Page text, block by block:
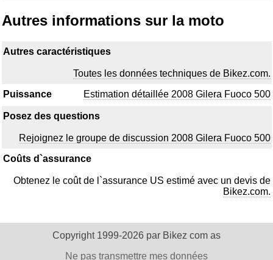
Autres informations sur la moto
Autres caractéristiques
Toutes les données techniques de Bikez.com.
Puissance
Estimation détaillée 2008 Gilera Fuoco 500
Posez des questions
Rejoignez le groupe de discussion 2008 Gilera Fuoco 500
Coûts d`assurance
Obtenez le coût de l`assurance US estimé avec un devis de
Bikez.com.
Copyright 1999-2026 par Bikez com as
Ne pas transmettre mes données